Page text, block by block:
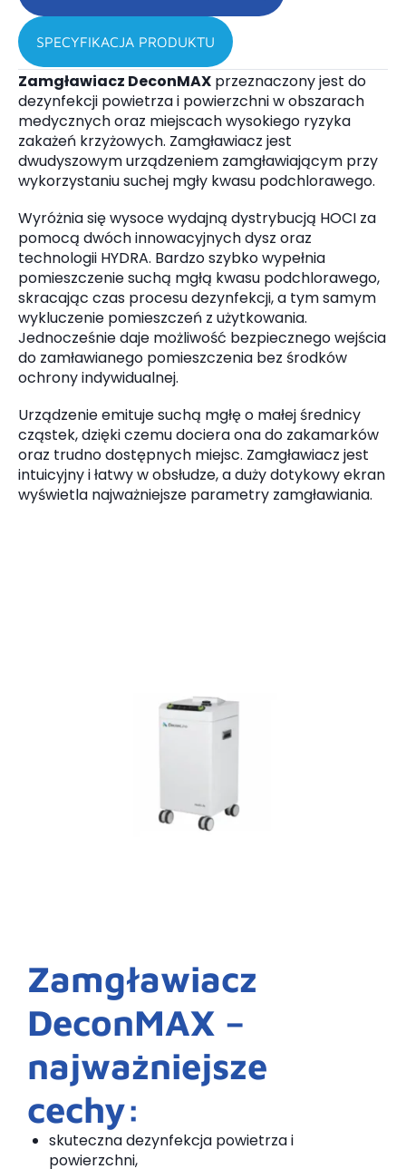
SPECYFIKACJA PRODUKTU
Zamgławiacz DeconMAX przeznaczony jest do
dezynfekcji powietrza i powierzchni w obszarach
medycznych oraz miejscach wysokiego ryzyka
zakażeń krzyżowych. Zamgławiacz jest
dwudyszowym urządzeniem zamgławiającym przy
wykorzystaniu suchej mgły kwasu podchlorawego.
Wyróżnia się wysoce wydajną dystrybucją HOCI za
pomocą dwóch innowacyjnych dysz oraz
technologii HYDRA. Bardzo szybko wypełnia
pomieszczenie suchą mgłą kwasu podchlorawego,
skracając czas procesu dezynfekcji, a tym samym
wykluczenie pomieszczeń z użytkowania.
Jednocześnie daje możliwość bezpiecznego wejścia
do zamławianego pomieszczenia bez środków
ochrony indywidualnej.
Urządzenie emituje suchą mgłę o małej średnicy
cząstek, dzięki czemu dociera ona do zakamarków
oraz trudno dostępnych miejsc. Zamgławiacz jest
intuicyjny i łatwy w obsłudze, a duży dotykowy ekran
wyświetla najważniejsze parametry zamgławiania.
Zamgławiacz
DeconMAX –
najważniejsze
cechy:
skuteczna dezynfekcja powietrza i
powierzchni,